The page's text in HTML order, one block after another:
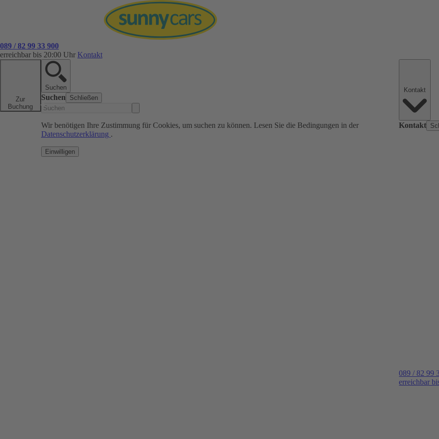
089 / 82 99 33 900
erreichbar bis 20:00 Uhr Kontakt
Zur
Buchung
Suchen
Suchen Schließen
Wir benötigen Ihre Zustimmung für Cookies, um suchen zu können. Lesen Sie die Bedingungen in der
Datenschutzerklärung .
Einwilligen
Kontakt
089 / 82 99
erreichbar